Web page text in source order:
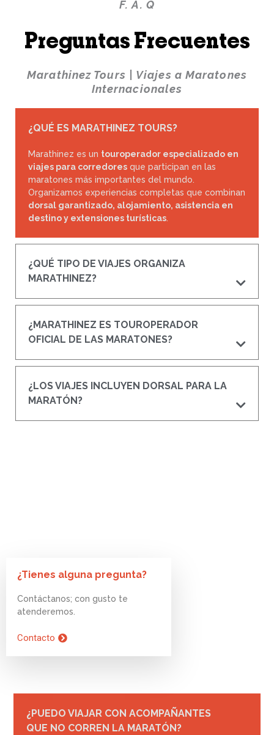
¿Tienes alguna pregunta?
Contáctanos; con gusto te
atenderemos.
Contacto
F. A. Q
Preguntas Frecuentes
Marathinez Tours | Viajes a Maratones
Internacionales
¿QUÉ ES MARATHINEZ TOURS?
Marathinez es un touroperador especializado en
viajes para corredoresque participan en las
maratones más importantes del mundo.
Organizamos experiencias completas que combinan
dorsal garantizado, alojamiento, asistencia en
destino y extensiones turísticas.
¿QUÉ TIPO DE VIAJES ORGANIZA
MARATHINEZ?
¿MARATHINEZ ES TOUROPERADOR
OFICIAL DE LAS MARATONES?
¿LOS VIAJES INCLUYEN DORSAL PARA LA
MARATÓN?
¿PUEDO VIAJAR CON ACOMPAÑANTES
QUE NO CORREN LA MARATÓN?